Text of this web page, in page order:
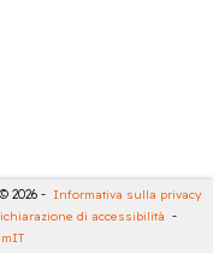
2026 - Informativa sulla privacy
di accessibilità -